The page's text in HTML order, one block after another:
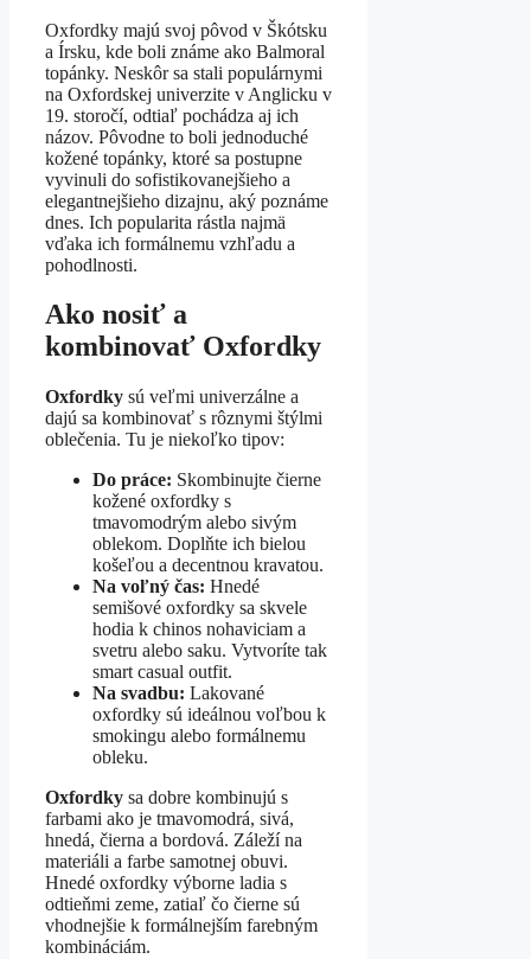
Oxfordky majú svoj pôvod v Škótsku
a Írsku, kde boli známe ako Balmoral
topánky. Neskôr sa stali populárnymi
na Oxfordskej univerzite v Anglicku v
19. storočí, odtiaľ pochádza aj ich
názov. Pôvodne to boli jednoduché
kožené topánky, ktoré sa postupne
vyvinuli do sofistikovanejšieho a
elegantnejšieho dizajnu, aký poznáme
dnes. Ich popularita rástla najmä
vďaka ich formálnemu vzhľadu a
pohodlnosti.
Ako nosiť a
kombinovať Oxfordky
Oxfordky sú veľmi univerzálne a
dajú sa kombinovať s rôznymi štýlmi
oblečenia. Tu je niekoľko tipov:
Do práce: Skombinujte čierne
kožené oxfordky s
tmavomodrým alebo sivým
oblekom. Doplňte ich bielou
košeľou a decentnou kravatou.
Na voľný čas: Hnedé
semišové oxfordky sa skvele
hodia k chinos nohaviciam a
svetru alebo saku. Vytvoríte tak
smart casual outfit.
Na svadbu: Lakované
oxfordky sú ideálnou voľbou k
smokingu alebo formálnemu
obleku.
Oxfordky sa dobre kombinujú s
farbami ako je tmavomodrá, sivá,
hnedá, čierna a bordová. Záleží na
materiáli a farbe samotnej obuvi.
Hnedé oxfordky výborne ladia s
odtieňmi zeme, zatiaľ čo čierne sú
vhodnejšie k formálnejším farebným
kombináciám.